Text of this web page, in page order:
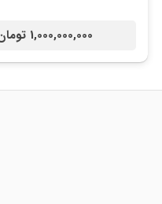
1,000,000,000 تومان /